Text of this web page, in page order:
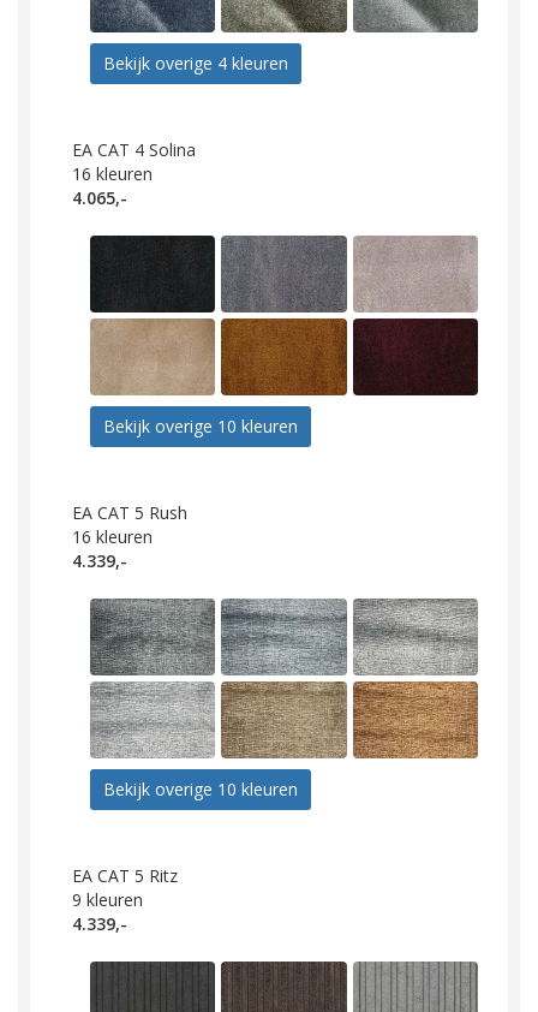
Bekijk overige 4 kleuren
EA CAT 4 Solina
16 kleuren
4.065,-
Bekijk overige 10 kleuren
EA CAT 5 Rush
16 kleuren
4.339,-
Bekijk overige 10 kleuren
EA CAT 5 Ritz
9 kleuren
4.339,-